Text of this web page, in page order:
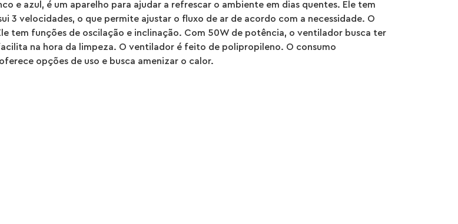
e azul, é um aparelho para ajudar a refrescar o ambiente em dias quentes. Ele tem
3 velocidades, o que permite ajustar o fluxo de ar de acordo com a necessidade. O
tem funções de oscilação e inclinação. Com 50W de potência, o ventilador busca ter
na hora da limpeza. O ventilador é feito de polipropileno. O consumo
opções de uso e busca amenizar o calor.